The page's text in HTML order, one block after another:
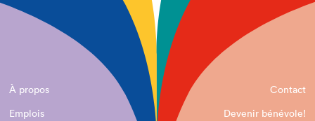
À propos
Contact
Emplois
Devenir bénévole!